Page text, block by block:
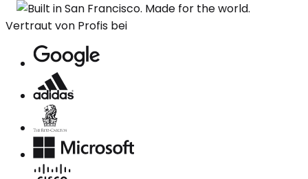
Vertraut von Profis bei